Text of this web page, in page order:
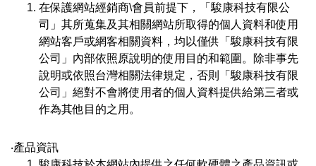
在保護網站經銷商\會員前提下，「駿康科技有限公
司」其所蒐集及其相關網站所取得的個人資料和使用
網站客戶或網客相關資料，均以僅供「駿康科技有限
公司」內部依照原說明的使用目的和範圍。除非事先
說明或依照台灣相關法律規定，否則「駿康科技有限
公司」絕對不會將使用者的個人資料提供給第三者或
作為其他目的之用。
‧產品資訊